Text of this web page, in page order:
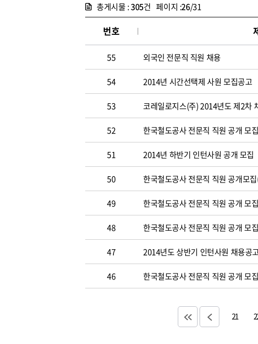
총게시물 :305건 페이지 :26/31
번호
55 외국인 전문직 직원 채용
54 2014년 시간선택제 사원 모집공고
53 코레일로지스(주) 2014년도 제2차
52 한국철도공사 전문직 직원 공개 모
51 2014년 하반기 인턴사원 공개 모집
50 한국철도공사 전문직 직원 공개모
49 한국철도공사 전문직 직원 공개 모집
48 한국철도공사 전문직 직원 공개 모집
47 2014년도 상반기 인턴사원 채용공
46 한국철도공사 전문직 직원 공개 모집
21